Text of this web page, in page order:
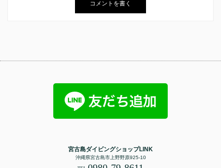
宮古島ダイビングショップLINK
沖縄県宮古島市上野野原925-10